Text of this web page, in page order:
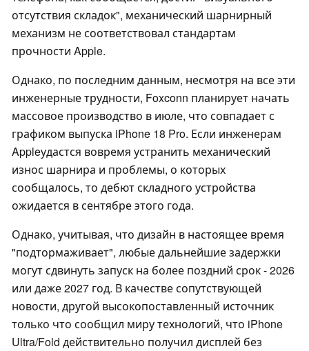
отсутствия складок", механический шарнирный
механизм не соответствовал стандартам
прочности Apple.
Однако, по последним данным, несмотря на все эти
инженерные трудности, Foxconn планирует начать
массовое производство в июле, что совпадает с
графиком выпуска iPhone 18 Pro. Если инженерам
Appleудастся вовремя устранить механический
износ шарнира и проблемы, о которых
сообщалось, то дебют складного устройства
ожидается в сентябре этого года.
Однако, учитывая, что дизайн в настоящее время
"подтормаживает", любые дальнейшие задержки
могут сдвинуть запуск на более поздний срок - 2026
или даже 2027 год. В качестве сопутствующей
новости, другой высокопоставленный источник
только что сообщил миру технологий, что iPhone
Ultra/Fold действительно получил дисплей без